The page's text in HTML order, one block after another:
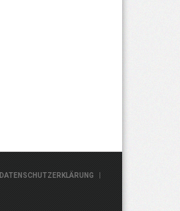
DATENSCHUTZERKLÄRUNG